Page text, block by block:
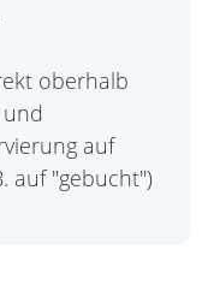
oberhalb
auf
auf "gebucht")